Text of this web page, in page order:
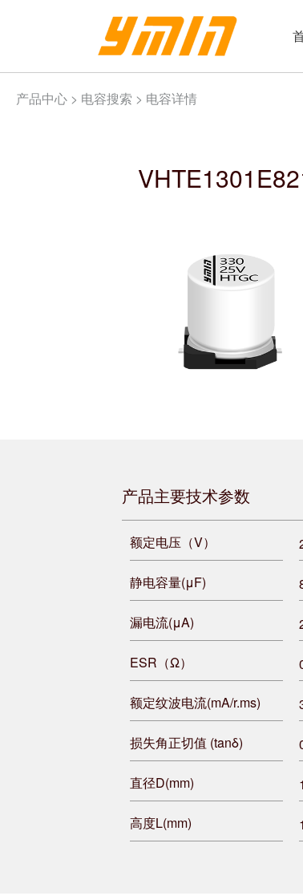
产品中心 > 电容搜索 > 电容详情
产品主要技术参数
额定电压（V）
静电容量(μF)
漏电流(μA)
ESR（Ω）
额定纹波电流(mA/r.ms)
损失角正切值 (tanδ)
直径D(mm)
高度L(mm)